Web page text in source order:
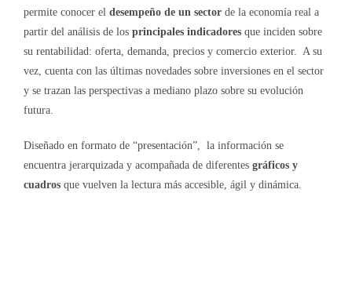
permite conocer el desempeño de un sector de la economía real a
partir del análisis de los principales indicadores que inciden sobre
su rentabilidad: oferta, demanda, precios y comercio exterior. A su
vez, cuenta con las últimas novedades sobre inversiones en el sector
y se trazan las perspectivas a mediano plazo sobre su evolución
futura.
Diseñado en formato de “presentación”, la información se
encuentra jerarquizada y acompañada de diferentes gráficos y
cuadros que vuelven la lectura más accesible, ágil y dinámica.